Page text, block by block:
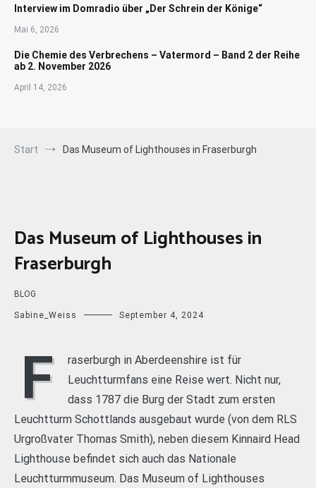
Interview im Domradio über „Der Schrein der Könige“
Mai 6, 2026
Die Chemie des Verbrechens – Vatermord – Band 2 der Reihe
ab 2. November 2026
April 14, 2026
Start Das Museum of Lighthouses in Fraserburgh
Das Museum of Lighthouses in
Fraserburgh
BLOG
Sabine_Weiss September 4, 2024
F
raserburgh in Aberdeenshire ist für
Leuchtturmfans eine Reise wert. Nicht nur,
dass 1787 die Burg der Stadt zum ersten
Leuchtturm Schottlands ausgebaut wurde (von dem RLS
Urgroßvater Thomas Smith), neben diesem Kinnaird Head
Lighthouse befindet sich auch das Nationale
Leuchtturmmuseum. Das Museum of Lighthouses